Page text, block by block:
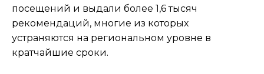
посещений и выдали более 1,6 тысяч
рекомендаций, многие из которых
устраняются на региональном уровне в
кратчайшие сроки.